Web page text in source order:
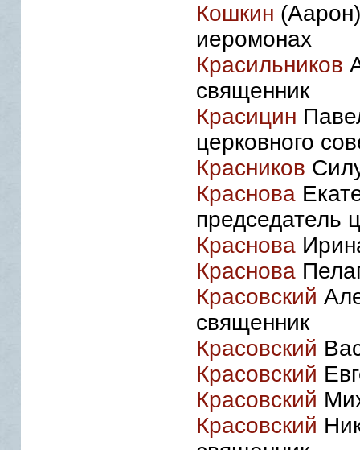
Кошкин
иеромонах
Красильников
священник
Красицин
церковного
Красников
Краснова
председатель
Краснова
Краснова
Красовский
священник
Красовский
Красовский
Красовский
Красовский